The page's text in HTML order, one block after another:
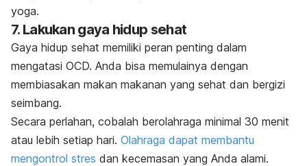
yoga.
7. Lakukan gaya hidup sehat
Gaya hidup sehat memiliki peran penting dalam
mengatasi OCD. Anda bisa memulainya dengan
membiasakan makan makanan yang sehat dan bergizi
seimbang.
Secara perlahan, cobalah berolahraga minimal 30 menit
atau lebih setiap hari. Olahraga dapat membantu
mengontrol stres dan kecemasan yang Anda alami.